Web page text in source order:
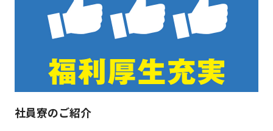
社員寮のご紹介